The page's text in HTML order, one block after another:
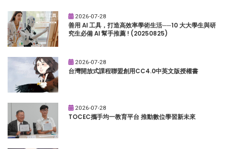
2026-07-28
善用 AI 工具，打造高效率學術生活──10 大大學生與研
究生必備 AI 幫手推薦 ! (20250825)
2026-07-28
台灣開放式課程聯盟創用CC4.0中英文版授權書
2026-07-28
TOCEC攜手均一教育平台 推動數位學習新未來